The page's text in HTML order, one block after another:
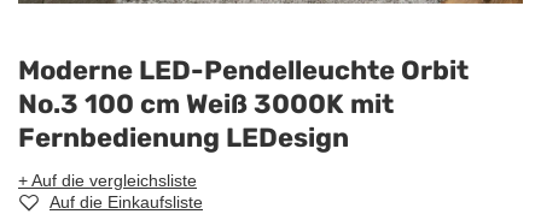
Moderne LED-Pendelleuchte Orbit
No.3 100 cm Weiß 3000K mit
Fernbedienung LEDesign
+ Auf die vergleichsliste
Auf die Einkaufsliste